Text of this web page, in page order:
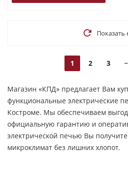
Показать
1 2 3
Магазин «КПД» предлагает Вам
функциональные электрические
Костроме. Мы обеспечиваем
официальную гарантию и
электрической печью Вы
микроклимат без лишних хлопот.